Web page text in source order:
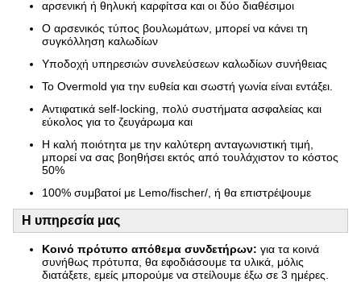
αρσενική ή θηλυκή καρφίτσα και οι δύο διαθέσιμοι
Ο αρσενικός τύπος βουλωμάτων, μπορεί να κάνει τη
συγκόλληση καλωδίων
Υποδοχή υπηρεσιών συνελεύσεων καλωδίων συνήθειας
Το Overmold για την ευθεία και σωστή γωνία είναι εντάξει.
Αντιφατικά self-locking, πολύ συστήματα ασφαλείας και
εύκολος για το ζευγάρωμα και
Η καλή ποιότητα με την καλύτερη ανταγωνιστική τιμή,
μπορεί να σας βοηθήσει εκτός από τουλάχιστον το κόστος
50%
100% συμβατοί με Lemo/fischer/, ή θα επιστρέψουμε
Η υπηρεσία μας
Κοινό πρότυπο απόθεμα συνδετήρων: για τα κοινά
συνήθως πρότυπα, θα εφοδιάσουμε τα υλικά, μόλις
διατάξετε, εμείς μπορούμε να στείλουμε έξω σε 3 ημέρες.